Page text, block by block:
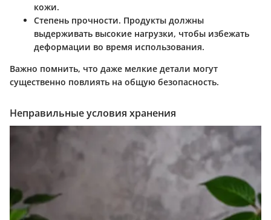
кожи.
Степень прочности. Продукты должны
выдерживать высокие нагрузки, чтобы избежать
деформации во время использования.
Важно помнить, что даже мелкие детали могут
существенно повлиять на общую безопасность.
Неправильные условия хранения